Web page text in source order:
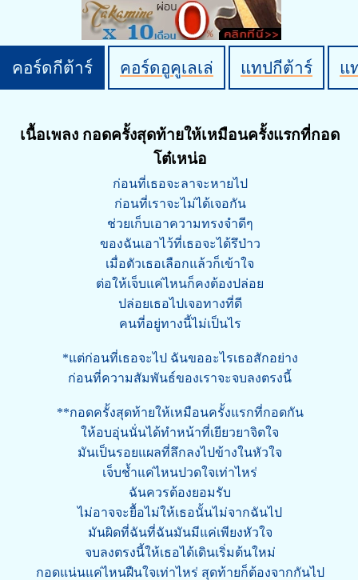
คอร์ดกีต้าร์ คอร์ดอูคูเลเล่ แทปกีต้าร์ แ
เนื้อเพลง กอดครั้งสุดท้ายให้เหมือนครั้งแรกที่กอด
โต๋เหน่อ
ก่อนที่เธอจะลาจะหายไป
ก่อนที่เราจะไม่ได้เจอกัน
ช่วยเก็บเอาความทรงจำดีๆ
ของฉันเอาไว้ที่เธอจะได้รึป่าว
เมื่อตัวเธอเลือกแล้วก็เข้าใจ
ต่อให้เจ็บแค่ไหนก็คงต้องปล่อย
ปล่อยเธอไปเจอทางที่ดี
คนที่อยู่ทางนี้ไม่เป็นไร
*แต่ก่อนที่เธอจะไป ฉันขออะไรเธอสักอย่าง
ก่อนที่ความสัมพันธ์ของเราจะจบลงตรงนี้
**กอดครั้งสุดท้ายให้เหมือนครั้งแรกที่กอดกัน
ให้อบอุ่นนั่นได้ทำหน้าที่เยียวยาจิตใจ
มันเป็นรอยแผลที่ลึกลงไปข้างในหัวใจ
เจ็บช้ำแค่ไหนปวดใจเท่าไหร่
ฉันควรต้องยอมรับ
ไม่อาจจะยื้อไม่ให้เธอนั้นไม่จากฉันไป
มันผิดที่ฉันที่ฉันมันมีแค่เพียงหัวใจ
จบลงตรงนี้ให้เธอได้เดินเริ่มต้นใหม่
กอดแน่นแค่ไหนฝืนใจเท่าไหร่ สุดท้ายก็ต้องจากกันไป